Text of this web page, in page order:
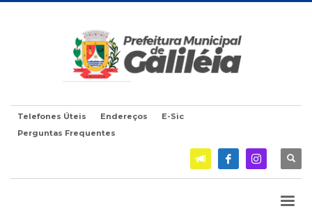
Telefones Úteis Endereços
E-Sic
Perguntas Frequentes